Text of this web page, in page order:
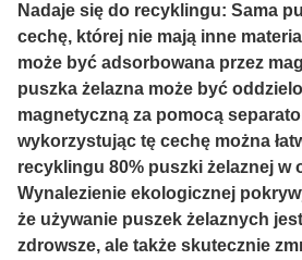
Nadaje się do recyklingu: Sama
cechę, której nie mają inne
może być adsorbowana przez
puszka żelazna może być
magnetyczną za pomocą
wykorzystując tę cechę można
recyklingu 80% puszki żelaznej w
Wynalezienie ekologicznej
że używanie puszek żelaznych
zdrowsze, ale także skutecznie